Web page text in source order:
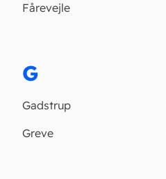
Fårevejle
G
Gadstrup
Greve